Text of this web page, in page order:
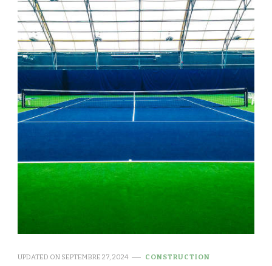
UPDATED ON SEPTEMBRE 27, 2024 CONSTRUCTION